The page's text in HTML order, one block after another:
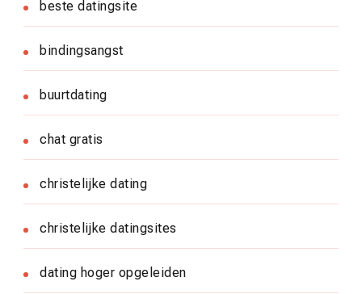
beste datingsite
bindingsangst
buurtdating
chat gratis
christelijke dating
christelijke datingsites
dating hoger opgeleiden